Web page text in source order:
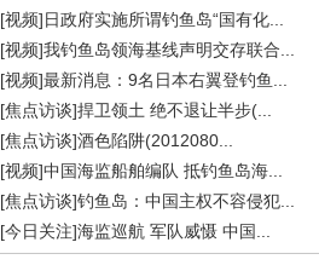
[视频]日政府实施所谓钓鱼岛“国有化...
[视频]我钓鱼岛领海基线声明交存联合...
[视频]最新消息：9名日本右翼登钓鱼...
[焦点访谈]捍卫领土 绝不退让半步(...
[焦点访谈]酒色陷阱(2012080...
[视频]中国海监船舶编队 抵钓鱼岛海...
[焦点访谈]钓鱼岛：中国主权不容侵犯...
[今日关注]海监巡航 军队威慑 中国...